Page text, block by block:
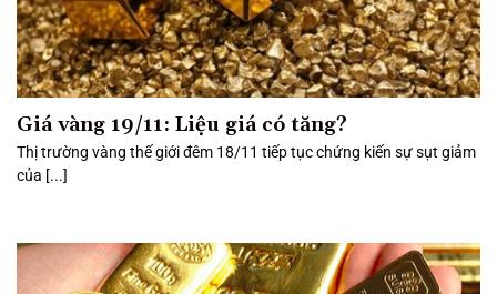
Giá vàng 19/11: Liệu giá có tăng?
Thị trường vàng thế giới đêm 18/11 tiếp tục chứng kiến sự sụt giảm
của [...]